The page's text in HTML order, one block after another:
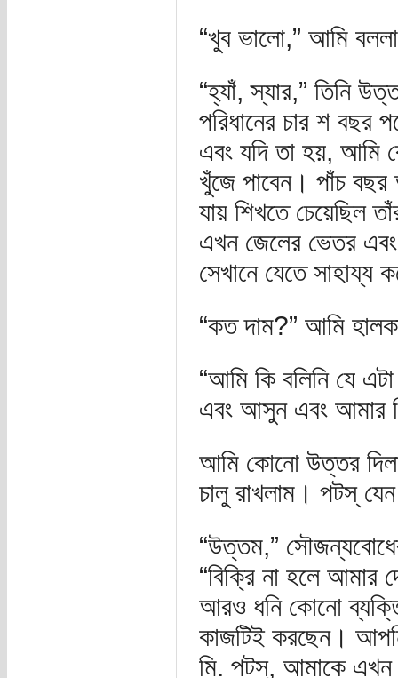
“খুব ভালো,” আমি
“হ্যাঁ, স্যার,” তিনি
পরিধানের চার শ বছর
এবং যদি তা হয়, আমি
খুঁজে পাবেন। পাঁচ বছর
যায় শিখতে চেয়েছিল
এখন জেলের ভেতর এবং
সেখানে যেতে সাহায্য
“কত দাম?” আমি
“আমি কি বলিনি যে
এবং আসুন এবং আমার
আমি কোনো উত্তর
চালু রাখলাম। পটস্
“উত্তম,”
“বিক্রি না হলে আমার
আরও ধনি কোনো
কাজটিই করছেন।
মি. পটস্, আমাকে এখন